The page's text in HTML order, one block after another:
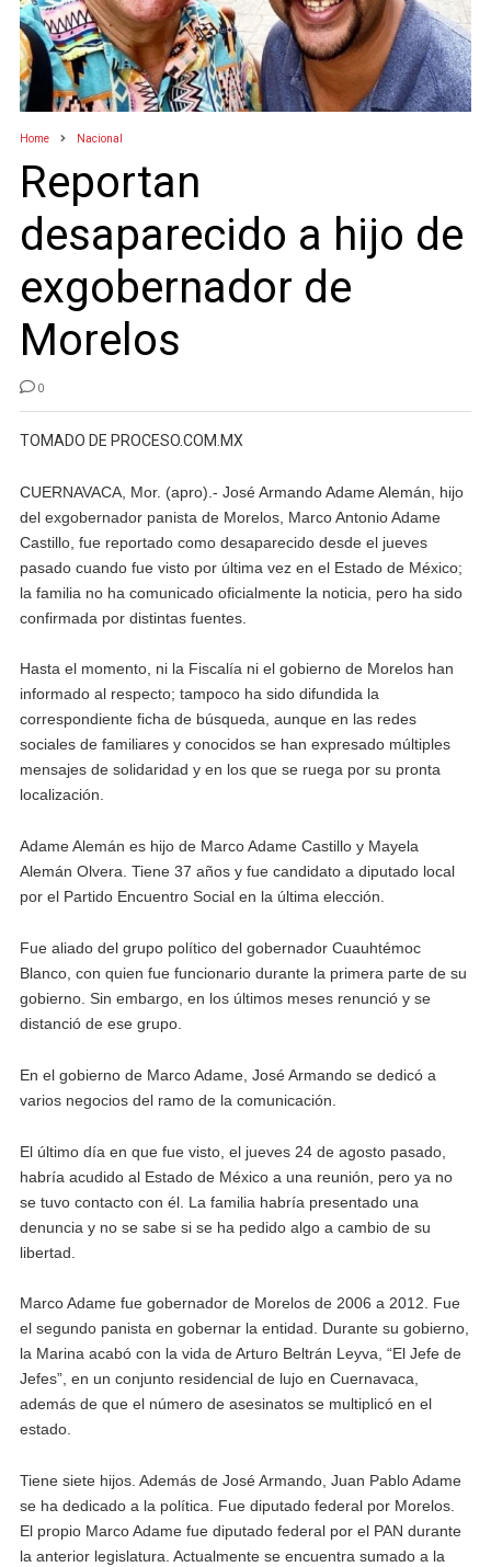
Home Nacional
Reportan
desaparecido a hijo de
exgobernador de
Morelos
0
TOMADO DE PROCESO.COM.MX
CUERNAVACA, Mor. (apro).- José Armando Adame Alemán, hijo
del exgobernador panista de Morelos, Marco Antonio Adame
Castillo, fue reportado como desaparecido desde el jueves
pasado cuando fue visto por última vez en el Estado de México;
la familia no ha comunicado oficialmente la noticia, pero ha sido
confirmada por distintas fuentes.
Hasta el momento, ni la Fiscalía ni el gobierno de Morelos han
informado al respecto; tampoco ha sido difundida la
correspondiente ficha de búsqueda, aunque en las redes
sociales de familiares y conocidos se han expresado múltiples
mensajes de solidaridad y en los que se ruega por su pronta
localización.
Adame Alemán es hijo de Marco Adame Castillo y Mayela
Alemán Olvera. Tiene 37 años y fue candidato a diputado local
por el Partido Encuentro Social en la última elección.
Fue aliado del grupo político del gobernador Cuauhtémoc
Blanco, con quien fue funcionario durante la primera parte de su
gobierno. Sin embargo, en los últimos meses renunció y se
distanció de ese grupo.
En el gobierno de Marco Adame, José Armando se dedicó a
varios negocios del ramo de la comunicación.
El último día en que fue visto, el jueves 24 de agosto pasado,
habría acudido al Estado de México a una reunión, pero ya no
se tuvo contacto con él. La familia habría presentado una
denuncia y no se sabe si se ha pedido algo a cambio de su
libertad.
Marco Adame fue gobernador de Morelos de 2006 a 2012. Fue
el segundo panista en gobernar la entidad. Durante su gobierno,
la Marina acabó con la vida de Arturo Beltrán Leyva, “El Jefe de
Jefes”, en un conjunto residencial de lujo en Cuernavaca,
además de que el número de asesinatos se multiplicó en el
estado.
Tiene siete hijos. Además de José Armando, Juan Pablo Adame
se ha dedicado a la política. Fue diputado federal por Morelos.
El propio Marco Adame fue diputado federal por el PAN durante
la anterior legislatura. Actualmente se encuentra sumado a la